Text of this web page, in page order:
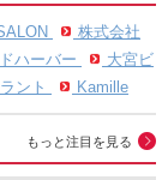
株式会社
ハーバー
大宮ビ
ント Kamille
もっと注目を見る